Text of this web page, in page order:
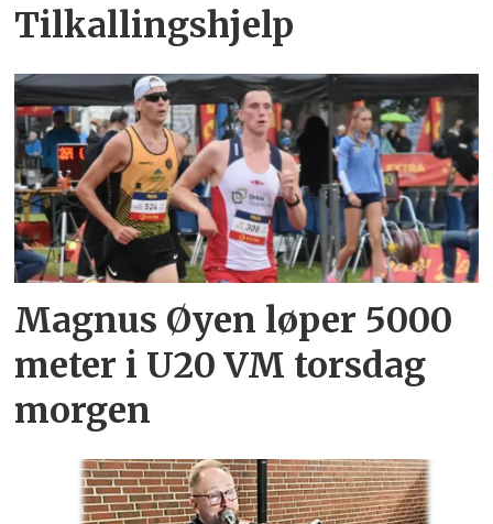
Tilkallingshjelp
Magnus Øyen løper 5000
meter i U20 VM torsdag
morgen